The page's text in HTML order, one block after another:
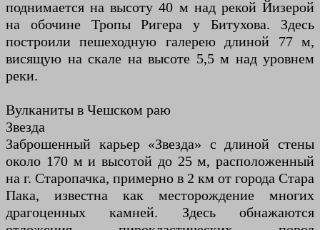
поднимается на высоту 40 м над рекой Йизерой
на обочине Тропы Ригера у Битухова. Здесь
построили пешеходную галерею длиной 77 м,
висящую на скале на высоте 5,5 м над уровнем
реки.
Вулканиты в Чешском раю
Звезда
Заброшенный карьер «Звезда» с длиной стены
около 170 м и высотой до 25 м, расположенный
на г. Старопачка, примерно в 2 км от города Стара
Пака, известна как месторождение многих
драгоценных камней. Здесь обнажаются